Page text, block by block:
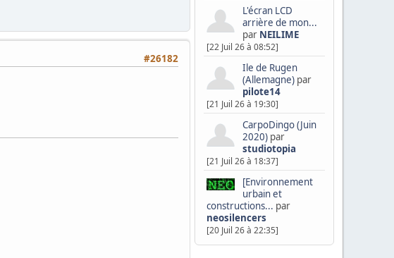
L'écran LCD
arrière de mon...
par NEILIME
[22 Juil 26 à 08:52]
Ile de Rugen
(Allemagne)par
pilote14
[21 Juil 26 à 19:30]
CarpoDingo (Juin
2020)par
studiotopia
[21 Juil 26 à 18:37]
[Environnement
urbain et
constructions... par
neosilencers
[20 Juil 26 à 22:35]
#26182